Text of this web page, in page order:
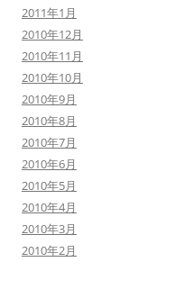
2011年1月
2010年12月
2010年11月
2010年10月
2010年9月
2010年8月
2010年7月
2010年6月
2010年5月
2010年4月
2010年3月
2010年2月